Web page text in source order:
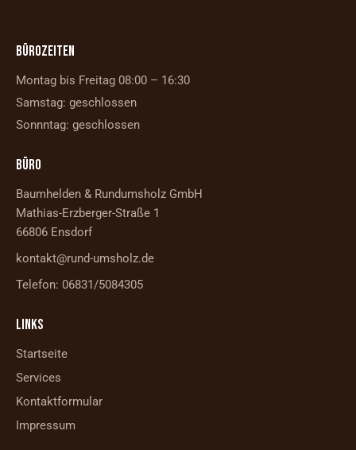
BÜROZEITEN
Montag bis Freitag 08:00 – 16:30
Samstag: geschlossen
Sonnntag: geschlossen
BÜRO
Baumhelden & Rundumsholz GmbH
Mathias-Erzberger-Straße 1
66806 Ensdorf
kontakt@rund-umsholz.de
Telefon: 06831/5084305
LINKS
Startseite
Services
Kontaktformular
Impressum